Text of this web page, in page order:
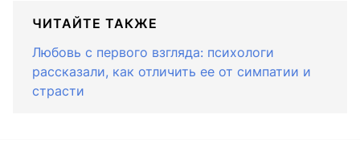
ЧИТАЙТЕ ТАКЖЕ
Любовь с первого взгляда: психологи
рассказали, как отличить ее от симпатии и
страсти